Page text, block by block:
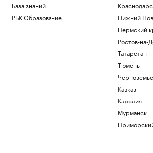
Абу-Даби
Общество
Лидеры сборной России по гимнастике
не получили визы на ЧЕ в Хорватии
База знаний
РБК Образование
Нижний
Пермский
Ростов-на-
Татарстан
Тюмень
Черноземье
Кавказ
Карелия
Мурманск